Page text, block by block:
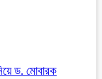
ড. মোবারক